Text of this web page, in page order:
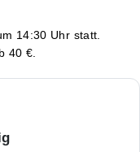
14:30 Uhr statt.
40 €.